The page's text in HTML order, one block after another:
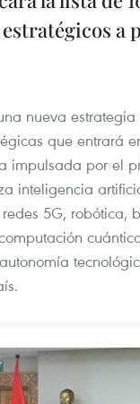
a
nueva
que entrará
impulsada por el
inteligencia
5G, robótica,